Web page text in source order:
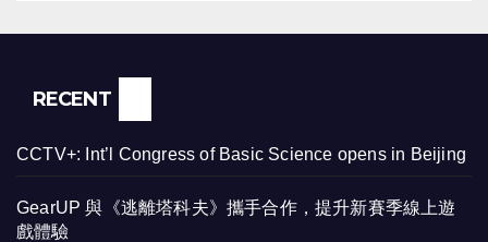
RECENT
CCTV+: Int’l Congress of Basic Science opens in Beijing
GearUP 與《逃離塔科夫》攜手合作，提升新賽季線上遊
戲體驗